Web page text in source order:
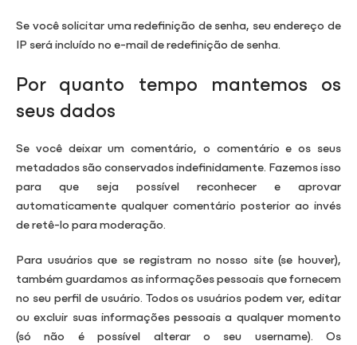
Se você solicitar uma redefinição de senha, seu endereço de
IP será incluído no e-mail de redefinição de senha.
Por quanto tempo mantemos os
seus dados
Se você deixar um comentário, o comentário e os seus
metadados são conservados indefinidamente. Fazemos isso
para que seja possível reconhecer e aprovar
automaticamente qualquer comentário posterior ao invés
de retê-lo para moderação.
Para usuários que se registram no nosso site (se houver),
também guardamos as informações pessoais que fornecem
no seu perfil de usuário. Todos os usuários podem ver, editar
ou excluir suas informações pessoais a qualquer momento
(só não é possível alterar o seu username). Os